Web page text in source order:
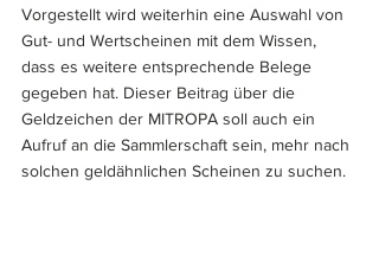
Vorgestellt wird weiterhin eine Auswahl von
Gut- und Wertscheinen mit dem Wissen,
dass es weitere entsprechende Belege
gegeben hat. Dieser Beitrag über die
Geldzeichen der MITROPA soll auch ein
Aufruf an die Sammlerschaft sein, mehr nach
solchen geldähnlichen Scheinen zu suchen.